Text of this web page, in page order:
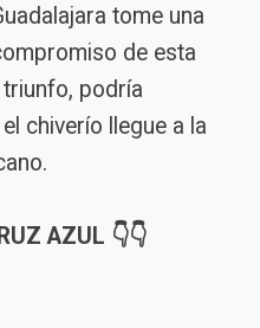
tome una
de esta
podría
chiverío llegue a la
AZUL 👇👇